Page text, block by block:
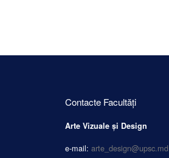
Contacte Facultăți
Arte Vizuale și Design
e-mail: arte_design@upsc.md